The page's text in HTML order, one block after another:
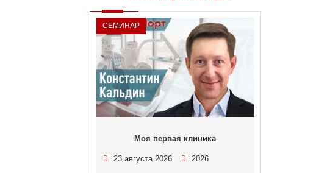
СЕМИНАР
Моя первая клиника
23 августа 2026 2026